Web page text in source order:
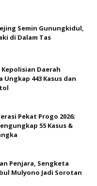
Semin Gunungkidul,
di Dalam Tas
Daerah
443 Kasus dan
Pekat Progo 2026;
55 Kasus &
Penjara, Sengketa
Mulyono Jadi Sorotan